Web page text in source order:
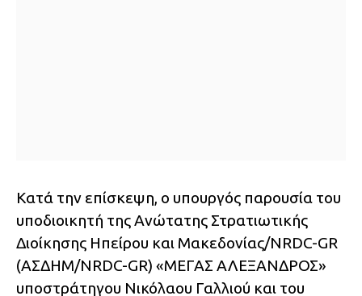
Κατά την επίσκεψη, ο υπουργός παρoυσία του
υποδιοικητή της Ανώτατης Στρατιωτικής
Διοίκησης Ηπείρου και Μακεδονίας/NRDC-GR
(ΑΣΔΗΜ/NRDC-GR) «ΜΕΓΑΣ ΑΛΕΞΑΝΔΡΟΣ»
υποστράτηγου Νικόλαου Γαλλιού και του